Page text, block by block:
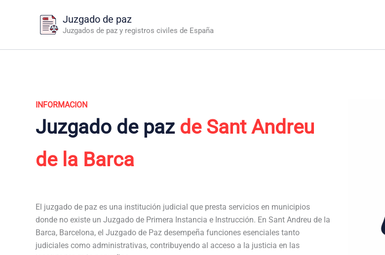
Juzgado de paz
Juzgados de paz y registros civiles de España
INFORMACION
Juzgado de paz de Sant Andreu
de la Barca
El juzgado de paz es una institución judicial que presta servicios en municipios
donde no existe un Juzgado de Primera Instancia e Instrucción. En Sant Andreu de la
Barca, Barcelona, el Juzgado de Paz desempeña funciones esenciales tanto
judiciales como administrativas, contribuyendo al acceso a la justicia en las